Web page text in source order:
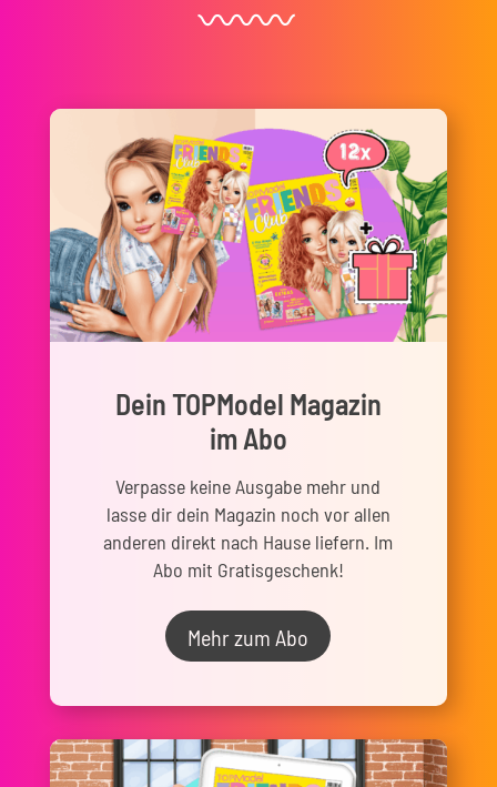
Dein TOPModel Magazin
im Abo
Verpasse keine Ausgabe mehr und
lasse dir dein Magazin noch vor allen
anderen direkt nach Hause liefern. Im
Abo mit Gratisgeschenk!
Mehr zum Abo